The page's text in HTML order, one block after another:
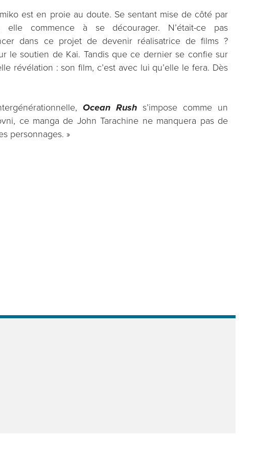
est en proie au doute. Se sentant mise de côté par
elle commence à se décourager. N’était-ce pas
dans ce projet de devenir réalisatrice de films ?
le soutien de Kai. Tandis que ce dernier se confie sur
révélation : son film, c’est avec lui qu’elle le fera. Dès
Ocean Rush s’impose comme un
ce manga de John Tarachine ne manquera pas de
personnages. »